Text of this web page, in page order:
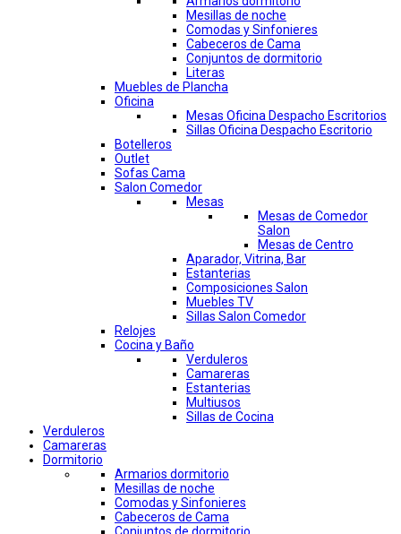
Mesillas de noche
Comodas y Sinfonieres
Cabeceros de Cama
Conjuntos de dormitorio
Literas
Muebles de Plancha
Oficina
Mesas Oficina Despacho Escritorios
Sillas Oficina Despacho Escritorio
Botelleros
Outlet
Sofas Cama
Salon Comedor
Mesas
Mesas de Comedor
Salon
Mesas de Centro
Aparador, Vitrina, Bar
Estanterias
Composiciones Salon
Muebles TV
Sillas Salon Comedor
Relojes
Cocina y Baño
Verduleros
Camareras
Estanterias
Multiusos
Sillas de Cocina
Verduleros
Camareras
Dormitorio
Armarios dormitorio
Mesillas de noche
Comodas y Sinfonieres
Cabeceros de Cama